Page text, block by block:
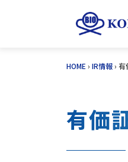
HOME › IR情報› 有
有価